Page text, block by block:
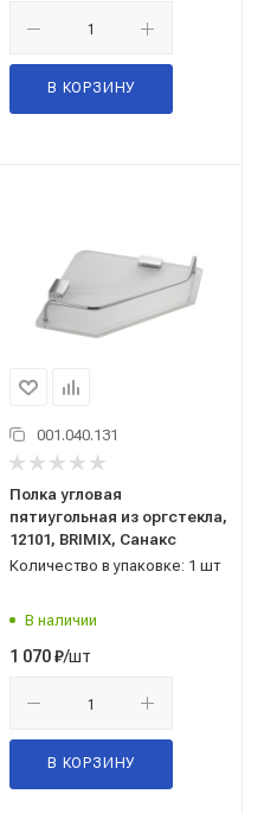
В КОРЗИНУ
001.040.131
Полка угловая
пятиугольная из оргстекла,
12101, BRIMIX, Санакс
Количество в упаковке: 1 шт
В наличии
1 070₽/шт
В КОРЗИНУ